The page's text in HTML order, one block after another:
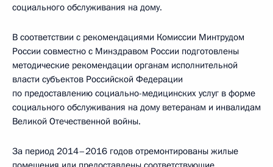
социального обслуживания на дому.
В соответствии с рекомендациями Комиссии Минтрудом
России совместно с Минздравом России подготовлены
методические рекомендации органам исполнительной
власти субъектов Российской Федерации
по предоставлению социально-медицинских услуг в форме
социального обслуживания на дому ветеранам и инвалидам
Великой Отечественной войны.
За период 2014–2016 годов отремонтированы жилые